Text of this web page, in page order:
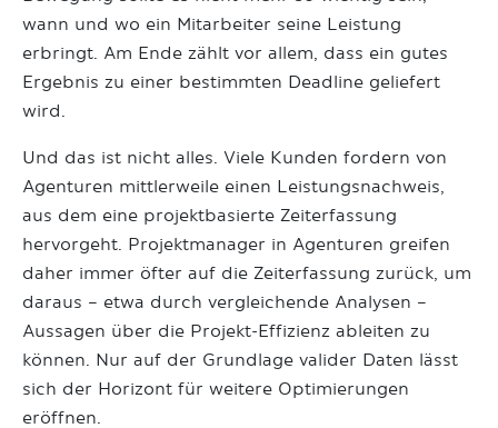
wann und wo ein Mitarbeiter seine Leistung
erbringt. Am Ende zählt vor allem, dass ein gutes
Ergebnis zu einer bestimmten Deadline geliefert
wird.
Und das ist nicht alles. Viele Kunden fordern von
Agenturen mittlerweile einen Leistungsnachweis,
aus dem eine projektbasierte Zeiterfassung
hervorgeht. Projektmanager in Agenturen greifen
daher immer öfter auf die Zeiterfassung zurück, um
daraus – etwa durch vergleichende Analysen –
Aussagen über die Projekt-Effizienz ableiten zu
können. Nur auf der Grundlage valider Daten lässt
sich der Horizont für weitere Optimierungen
eröffnen.